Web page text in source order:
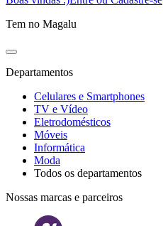
Tem no Magalu
Departamentos
Celulares e Smartphones
TV e Vídeo
Eletrodomésticos
Móveis
Informática
Moda
Todos os departamentos
Nossas marcas e parceiros